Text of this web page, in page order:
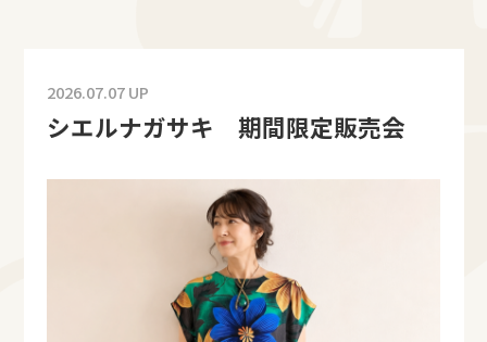
2026.07.07 UP
シエルナガサキ 期間限定販売会